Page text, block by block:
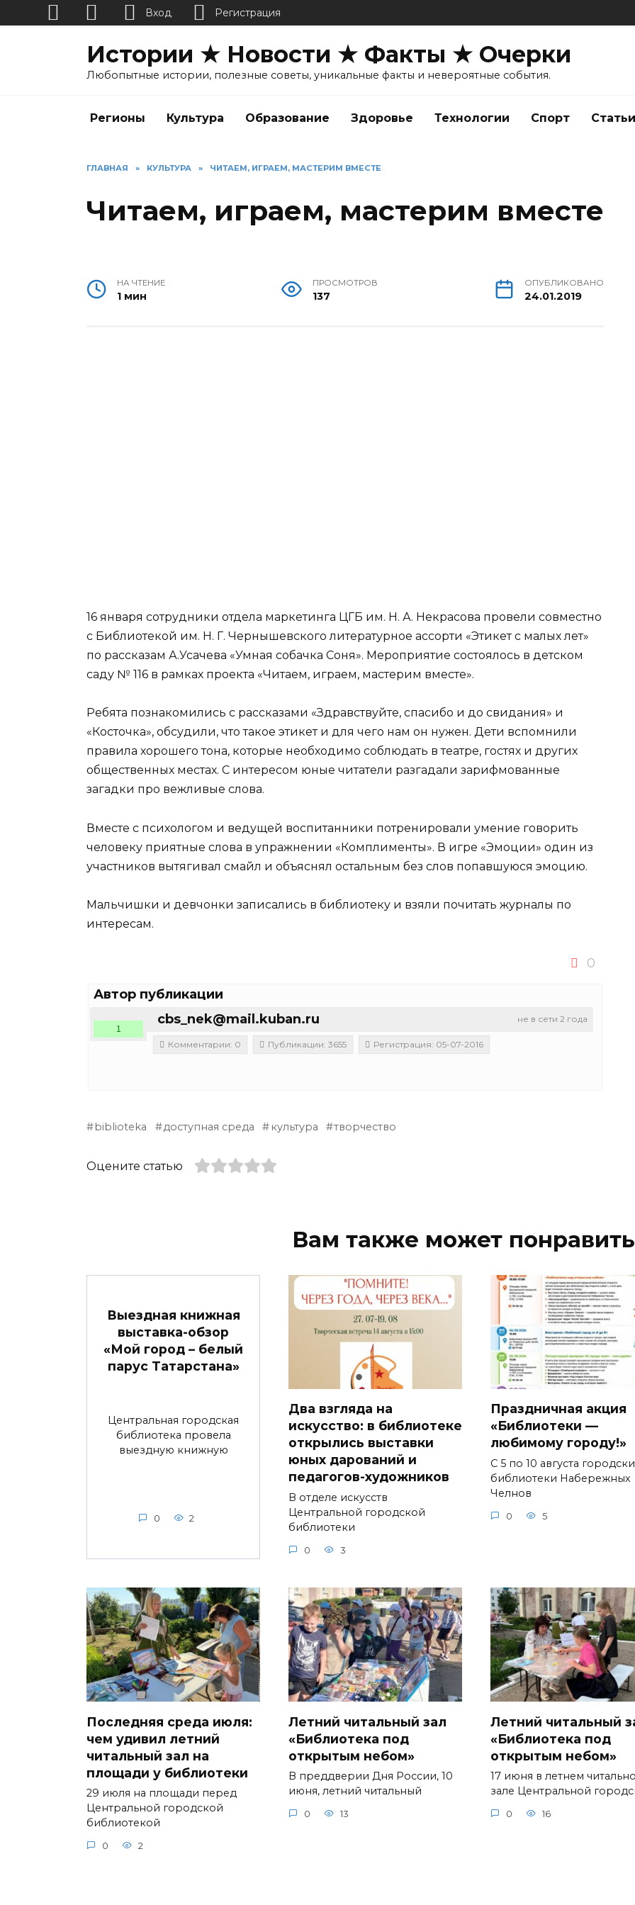
Истории ★ Новости ★ Факты ★ Очерки
Любопытные истории, полезные советы, уникальные факты и невероятные события.
Регионы Культура Образование Здоровье Технологии Спорт Статьи
ГЛАВНАЯ » КУЛЬТУРА » ЧИТАЕМ, ИГРАЕМ, МАСТЕРИМ ВМЕСТЕ
Читаем, играем, мастерим вместе
НА ЧТЕНИЕ
1 мин
ПРОСМОТРОВ
137
ОПУБЛИКОВАНО
24.01.2019
16 января сотрудники отдела маркетинга ЦГБ им. Н. А. Некрасова провели совместно
с Библиотекой им. Н. Г. Чернышевского литературное ассорти «Этикет с малых лет»
по рассказам А.Усачева «Умная собачка Соня». Мероприятие состоялось в детском
саду № 116 в рамках проекта «Читаем, играем, мастерим вместе».
Ребята познакомились с рассказами «Здравствуйте, спасибо и до свидания» и
«Косточка», обсудили, что такое этикет и для чего нам он нужен. Дети вспомнили
правила хорошего тона, которые необходимо соблюдать в театре, гостях и других
общественных местах. С интересом юные читатели разгадали зарифмованные
загадки про вежливые слова.
Вместе с психологом и ведущей воспитанники потренировали умение говорить
человеку приятные слова в упражнении «Комплименты». В игре «Эмоции» один из
участников вытягивал смайл и объяснял остальным без слов попавшуюся эмоцию.
Мальчишки и девчонки записались в библиотеку и взяли почитать журналы по
интересам.
0
Автор публикации
не в сети 2 года
cbs_nek@mail.kuban.ru
1
Комментарии: 0 Публикации: 3655 Регистрация: 05-07-2016
biblioteka доступная среда культура творчество
Оцените статью
Вам также может
Выездная книжная
выставка-обзор
«Мой город – белый
парус Татарстана»
Центральная городская
библиотека провела
выездную книжную
0 2
Два взгляда на
искусство: в библиотеке
открылись выставки
юных дарований и
педагогов-художников
В отделе искусств
Центральной городской
библиотеки
0 3
Праздничная акция
«Библиотеки —
любимому городу!»
С 5 по 10 августа
библиотеки Набережных
Челнов
0 5
Последняя среда июля:
чем удивил летний
читальный зал на
площади у библиотеки
29 июля на площади перед
Центральной городской
библиотекой
0 2
Летний читальный зал
«Библиотека под
открытым небом»
В преддверии Дня России, 10
июня, летний читальный
0 13
Летний читальный
«Библиотека под
открытым небом»
17 июня в летнем
зале Центральной
0 16
Вход Регистрация